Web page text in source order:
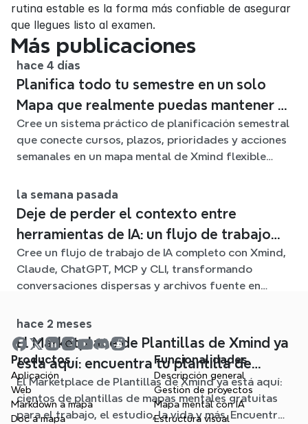
rutina estable es la forma más confiable de asegurar
que llegues listo al examen.
Más publicaciones
hace 4 días
Planifica todo tu semestre en un solo
Mapa que realmente puedas mantener al
día
Cree un sistema práctico de planificación semestral
que conecte cursos, plazos, prioridades y acciones
semanales en un mapa mental de Xmind flexible
la semana pasada
Deje de perder el contexto entre
herramientas de IA: un flujo de trabajo
conectado con Xmind
Cree un flujo de trabajo de IA completo con Xmind,
Claude, ChatGPT, MCP y CLI, transformando
conversaciones dispersas y archivos fuente en
hace 2 meses
El Marketplace de Plantillas de Xmind ya
está aquí: encuentra tu plantilla de
mapa mental para cualquier situación
El Marketplace de Plantillas de Xmind ya está aquí:
cientos de plantillas de mapas mentales gratuitas
para el trabajo, el estudio, la vida y más. Encuentra
Productos
Aplicación
Web
Markdown a mapa
Doc a mapa
Funcionalidades
Descripción general
Gestión de proyectos
Mapa mental con IA
Estructura visual